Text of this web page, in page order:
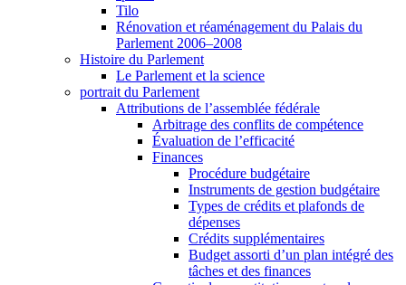
Tilo
Rénovation et réaménagement du Palais du
Parlement 2006–2008
Histoire du Parlement
Le Parlement et la science
portrait du Parlement
Attributions de l’assemblée fédérale
Arbitrage des conflits de compétence
Évaluation de l’efficacité
Finances
Procédure budgétaire
Instruments de gestion budgétaire
Types de crédits et plafonds de
dépenses
Crédits supplémentaires
Budget assorti d’un plan intégré des
tâches et des finances